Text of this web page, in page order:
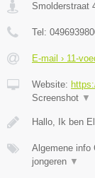
Smolderstraat
Tel:
E-mail › 11-
Website:
Screenshot ▼
Hallo, Ik ben
Algemene info
jongeren ▼